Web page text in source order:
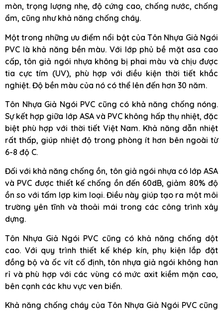
mòn, trọng lượng nhẹ, độ cứng cao, chống nước, chống
ẩm, cũng như khả năng chống cháy.
Một trong những ưu điểm nổi bật của Tôn Nhựa Giả Ngói
PVC là khả năng bền màu. Với lớp phủ bề mặt asa cao
cấp, tôn giả ngói nhựa không bị phai màu và chịu được
tia cực tím (UV), phù hợp với điều kiện thời tiết khắc
nghiệt. Độ bền màu của nó có thể lên đến hơn 30 năm.
Tôn Nhựa Giả Ngói PVC cũng có khả năng chống nóng.
Sự kết hợp giữa lớp ASA và PVC không hấp thụ nhiệt, đặc
biệt phù hợp với thời tiết Việt Nam. Khả năng dẫn nhiệt
rất thấp, giúp nhiệt độ trong phòng ít hơn bên ngoài từ
6-8 độ C.
Đối với khả năng chống ồn, tôn giả ngói nhựa có lớp ASA
và PVC được thiết kế chống ồn đến 60dB, giảm 80% độ
ồn so với tấm lợp kim loại. Điều này giúp tạo ra một môi
trường yên tĩnh và thoải mái trong các công trình xây
dựng.
Tôn Nhựa Giả Ngói PVC cũng có khả năng chống dột
cao. Với quy trình thiết kế khép kín, phụ kiện lắp đặt
đồng bộ và ốc vít cố định, tôn nhựa giả ngói không han
rỉ và phù hợp với các vùng có mức axit kiềm mặn cao,
bên cạnh các khu vực ven biển.
Khả năng chống cháy của Tôn Nhựa Giả Ngói PVC cũng